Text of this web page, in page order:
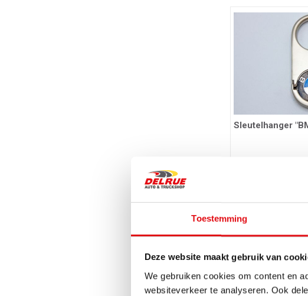
Toestemming
Deze website maakt gebruik van
We gebruiken cookies om content en
websiteverkeer te analyseren. Ook
Sleutelhanger